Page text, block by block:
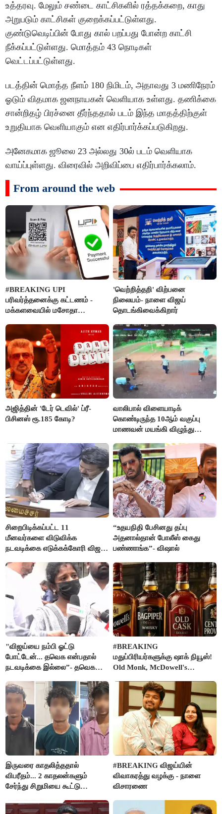
உத்தரவு. மேலும் சண்டை காட்சிகளில் ரத்தக்கறை, காது
அறுபடும் காட்சிகள் குறைக்கப்பட்டுள்ளது.
குண்டுவெடிப்பின் போது கால் பறப்பது போன்ற காட்சி
நீக்கப்பட்டுள்ளது. மொத்தம் 43 நொடிகள்
வெட்டப்பட்டுள்ளது.
படத்தின் மொத்த நீளம் 180 நிமிடம், அதாவது 3 மணிநேரம்
ஓடும் விதமாக ஜனநாயகன் வெளியாக உள்ளது. தணிக்கை
சான்றிதழ் பிரச்னை தீர்ந்ததால் படம் இந்த மாதத்திற்குள்
உறுதியாக வெளியாகும் என எதிர்பார்க்கப்படுகிறது.
அனேகமாக ஜூலை 23 அல்லது 30ல் படம் வெளியாக
வாய்ப்புள்ளது. விரைவில் அறிவிப்பை எதிர்பார்க்கலாம்.
From around the web
#BREAKING UPI
பரிவர்த்தனைக்கு கட்டணம் -
மக்களவையில் மசோதா
'வெற்றித்தறி' விற்பனை
நிலையம்- நாளை விஜய்
தொடங்கிவைக்கிறார்
அஜித்தின் 'டேர் டெவில்' ப்ரீ-
பிசினஸ் ரூ.185 கோடி?
வாலிபால் விளையாடிக்
கொண்டிருந்த 10ஆம் வகுப்பு
மாணவன் மயங்கி விழுந்து
சிறைபிடிக்கப்பட்ட 11
மீனவர்களை விடுவிக்க
நடவடிக்கை எடுக்கக்கோரி விஜய்
“உதயநிதி பேசினது தப்பு
அதனால்தான் போலீஸ் கைது
பண்ணாங்க”- விஷால்
"விஜய்யை நம்பி ஓட்டு
போட்டேன்... தவெக என்பதால்
நடவடிக்கை இல்லை”- தவெக
கதறல்
#BREAKING
மதுப்பிரியர்களுக்கு ஷாக் நியூஸ்!
Old Monk, McDowell's
FSSAI தடை
இருவரை காதலித்ததால்
விபரீதம்... 2 காதலன்களும்
சேர்ந்து சிறுமியை கூட்டு
செய்த கொடூரம்
#BREAKING விஜய்யின்
விவாகரத்து வழக்கு - நாளை
விசாரணை